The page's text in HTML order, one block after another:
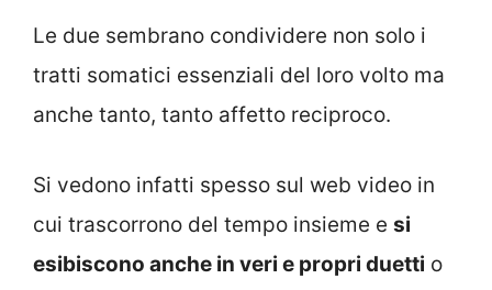
Le due sembrano condividere non solo i
tratti somatici essenziali del loro volto ma
anche tanto, tanto affetto reciproco.
Si vedono infatti spesso sul web video in
cui trascorrono del tempo insieme e si
esibiscono anche in veri e propri duetti o